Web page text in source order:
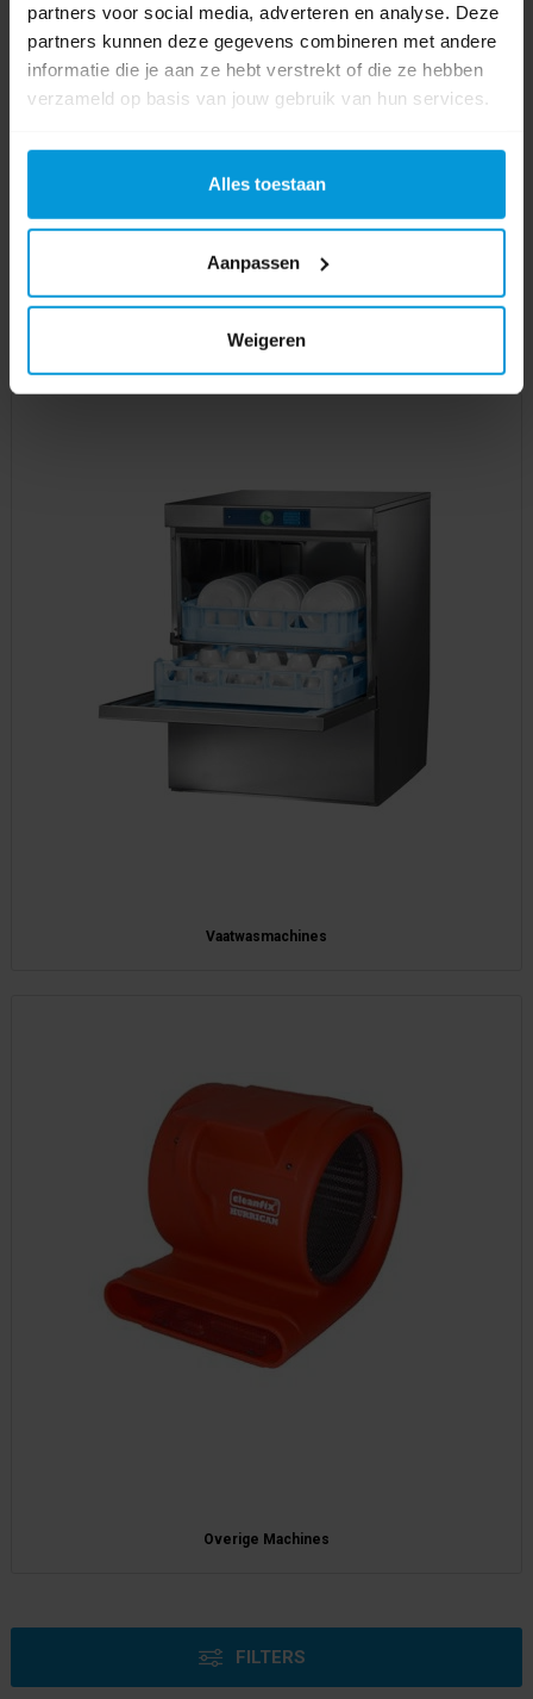
partners voor social media, adverteren en analyse. Deze
partners kunnen deze gegevens combineren met andere
informatie die je aan ze hebt verstrekt of die ze hebben
verzameld op basis van jouw gebruik van hun services.
Alles toestaan
Aanpassen
Weigeren
Excentrische Machines
Vaatwasmachines
Overige Machines
FILTERS